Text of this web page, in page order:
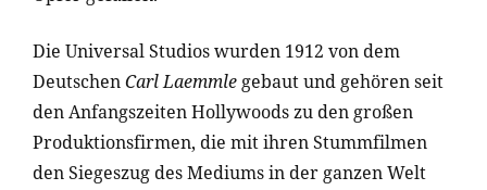
Die Universal Studios wurden 1912 von dem
DeutschenCarl Laemmle gebaut und gehören seit
den Anfangszeiten Hollywoods zu den großen
Produktionsfirmen, die mit ihren Stummfilmen
den Siegeszug des Mediums in der ganzen Welt